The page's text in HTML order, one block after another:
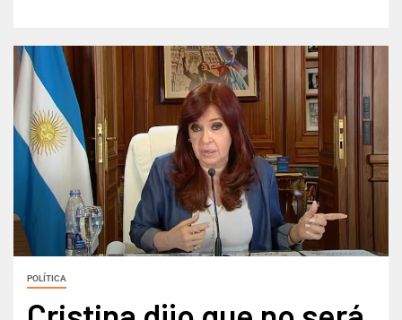
POLÍTICA